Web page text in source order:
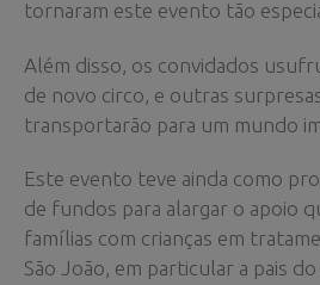
tornaram este evento tão
Além disso, os convidados
de novo circo, e outras
transportarão para um mundo
Este evento teve ainda como
de fundos para alargar o apoio
famílias com crianças em
São João, em particular a pais